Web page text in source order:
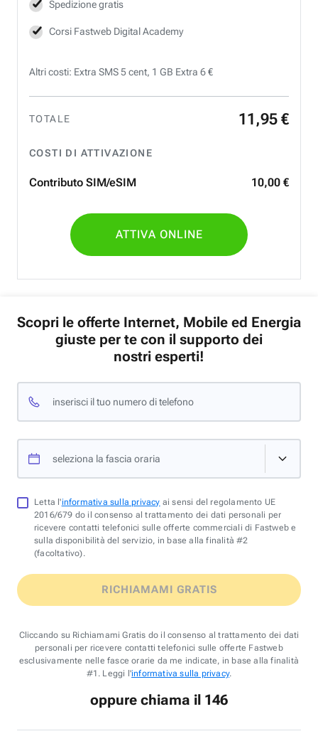
Spedizione gratis
Corsi Fastweb Digital Academy
Altri costi: Extra SMS 5 cent, 1 GB Extra 6 €
TOTALE 11 ,95 €
COSTI DI ATTIVAZIONE
Contributo SIM/eSIM 10,00 €
ATTIVA ONLINE
Scopri le offerte Internet, Mobile ed Energia
giuste per te con il supporto dei
nostri esperti!
inserisci il tuo numero di telefono
seleziona la fascia oraria
Letta l'informativa sulla privacy ai sensi del regolamento UE
2016/679 do il consenso al trattamento dei dati personali per
ricevere contatti telefonici sulle offerte commerciali di Fastweb e
sulla disponibilità del servizio, in base alla finalità #2
(facoltativo).
RICHIAMAMI GRATIS
Cliccando su Richiamami Gratis do il consenso al trattamento dei dati
personali per ricevere contatti telefonici sulle offerte Fastweb
esclusivamente nelle fasce orarie da me indicate, in base alla finalità
#1. Leggi l'informativa sulla privacy.
oppure chiama il 146